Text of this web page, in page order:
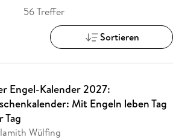
56 Treffer
Sortieren
Engel-Kalender 2027:
Mit Engeln leben Tag
Tag
Wülfing